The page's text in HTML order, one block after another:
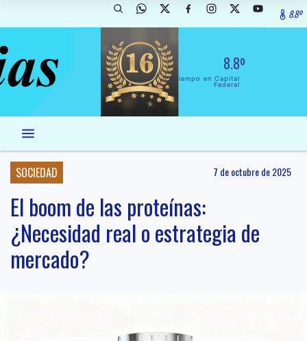
8.8º
8.8º
El Tiempo en Capital
Federal
SOCIEDAD 7 de octubre de 2025
El boom de las proteínas:
¿Necesidad real o estrategia de
mercado?